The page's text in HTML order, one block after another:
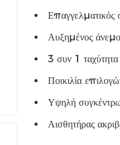
Αυξημένος
3 συν 1
Ποικιλία
Υψηλή
Αισθητήρας